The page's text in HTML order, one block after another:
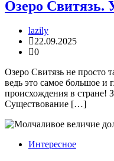
Озеро Свитязь.
lazily
22.09.2025
0
Озеро Свитязь не просто
ведь это самое большое и
происхождения в стране!
Существование […]
Интересное